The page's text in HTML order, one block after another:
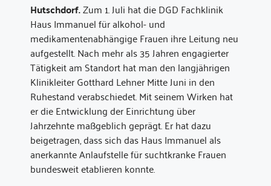
Hutschdorf.Zum 1. Juli hat die DGD Fachklinik
Haus Immanuel für alkohol- und
medikamentenabhängige Frauen ihre Leitung neu
aufgestellt. Nach mehr als 35 Jahren engagierter
Tätigkeit am Standort hat man den langjährigen
Klinikleiter Gotthard Lehner Mitte Juni in den
Ruhestand verabschiedet. Mit seinem Wirken hat
er die Entwicklung der Einrichtung über
Jahrzehnte maßgeblich geprägt. Er hat dazu
beigetragen, dass sich das Haus Immanuel als
anerkannte Anlaufstelle für suchtkranke Frauen
bundesweit etablieren konnte.